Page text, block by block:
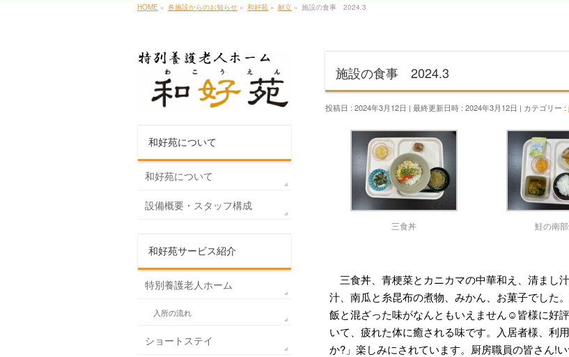
HOME » 各施設からのお知らせ » 和好苑 » 献立 » 施設の食事 2024.3
施設の食事 2024.3
投稿日 : 2024年3月12日 最終更新日時 : 2024年3月12日 カテゴリー :
三食丼 鮭の南
三食丼、青梗菜とカニカマの中華和え、清まし
汁、南瓜と糸昆布の煮物、みかん、お菓子でした
飯と混ざった味がなんともいえません☺皆様に好
いて、疲れた体に癒される味です。入居者様、利
か?」楽しみにされています。厨房職員の皆さん!い
和好苑について
和好苑について
設備概要・スタッフ構成
和好苑サービス紹介
特別養護老人ホーム
入所の流れ
ショートステイ